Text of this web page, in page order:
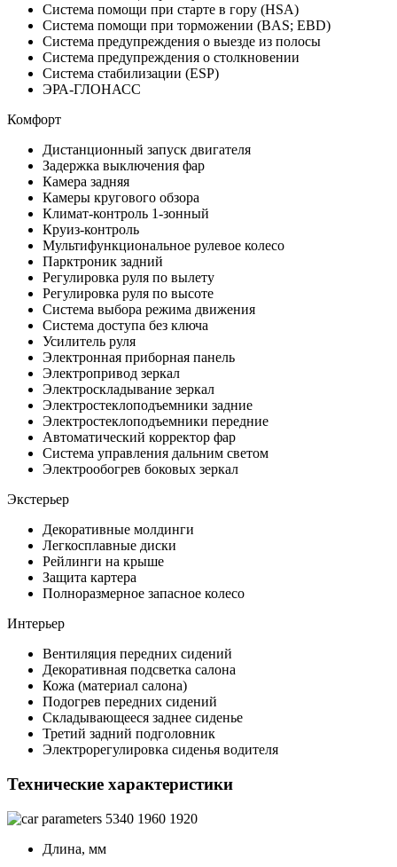
Система помощи при старте в гору (HSA)
Система помощи при торможении (BAS; EBD)
Система предупреждения о выезде из полосы
Система предупреждения о столкновении
Система стабилизации (ESP)
ЭРА-ГЛОНАСС
Комфорт
Дистанционный запуск двигателя
Задержка выключения фар
Камера задняя
Камеры кругового обзора
Климат-контроль 1-зонный
Круиз-контроль
Мультифункциональное рулевое колесо
Парктроник задний
Регулировка руля по вылету
Регулировка руля по высоте
Система выбора режима движения
Система доступа без ключа
Усилитель руля
Электронная приборная панель
Электропривод зеркал
Электроскладывание зеркал
Электростеклоподъемники задние
Электростеклоподъемники передние
Автоматический корректор фар
Система управления дальним светом
Электрообогрев боковых зеркал
Экстерьер
Декоративные молдинги
Легкосплавные диски
Рейлинги на крыше
Защита картера
Полноразмерное запасное колесо
Интерьер
Вентиляция передних сидений
Декоративная подсветка салона
Кожа (материал салона)
Подогрев передних сидений
Складывающееся заднее сиденье
Третий задний подголовник
Электрорегулировка сиденья водителя
Технические характеристики
5340 1960 1920
Длина, мм